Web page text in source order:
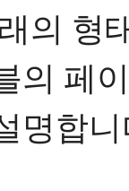
의 형
의 페
명합니